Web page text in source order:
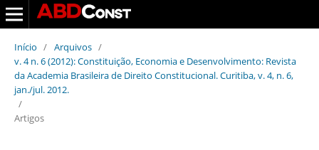
Início / Arquivos /
v. 4 n. 6 (2012): Constituição, Economia e Desenvolvimento: Revista
da Academia Brasileira de Direito Constitucional. Curitiba, v. 4, n. 6,
jan./jul. 2012.
/
Artigos